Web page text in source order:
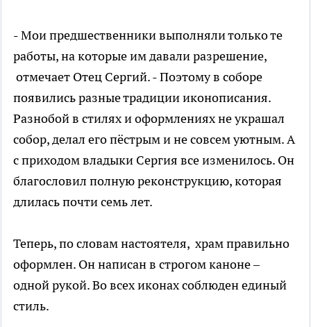
- Мои предшественники выполняли только те
работы, на которые им давали разрешение,
отмечает Отец Сергий. - Поэтому в соборе
появились разные традиции иконописания.
Разнобой в стилях и оформлениях не украшал
собор, делал его пёстрым и не совсем уютным. А
с приходом владыки Сергия все изменилось. Он
благословил полную реконструкцию, которая
длилась почти семь лет.
Теперь, по словам настоятеля, храм правильно
оформлен. Он написан в строгом каноне –
одной рукой. Во всех иконах соблюден единый
стиль.